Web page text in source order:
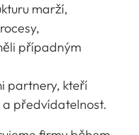
marží,
případným
partnery, kteří
předvídatelnost.